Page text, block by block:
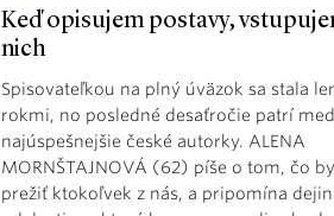
Keď opisujem postavy,
nich
Spisovateľkou na plný úväzok sa stala
rokmi, no posledné desaťročie patrí
najúspešnejšie české autorky. ALENA
MORNŠTAJNOVÁ (62) píše o tom, čo
prežiť ktokoľvek z nás, a pripomína